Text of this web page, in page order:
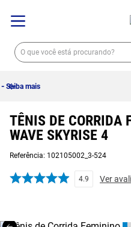
TÊNIS DE CORRIDA
WAVE SKYRISE 4
Referência: 102105002_3-524
4.9 Ver